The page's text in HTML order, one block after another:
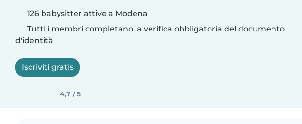
126 babysitter attive a Modena
Tutti i membri completano la verifica obbligatoria del documento
d'identità
Iscriviti gratis
4,7 / 5